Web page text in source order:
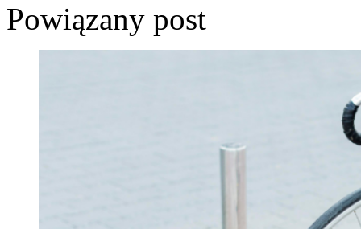
Powiązany post